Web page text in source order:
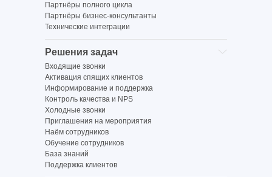
Партнёры полного цикла
Технические интеграции
Партнёры бизнес-консультанты
Решения задач
Входящие звонки
Активация спящих клиентов
Информирование и поддержка
Контроль качества и NPS
Холодные звонки
Приглашения на мероприятия
Наём сотрудников
Обучение сотрудников
База знаний
Поддержка клиентов